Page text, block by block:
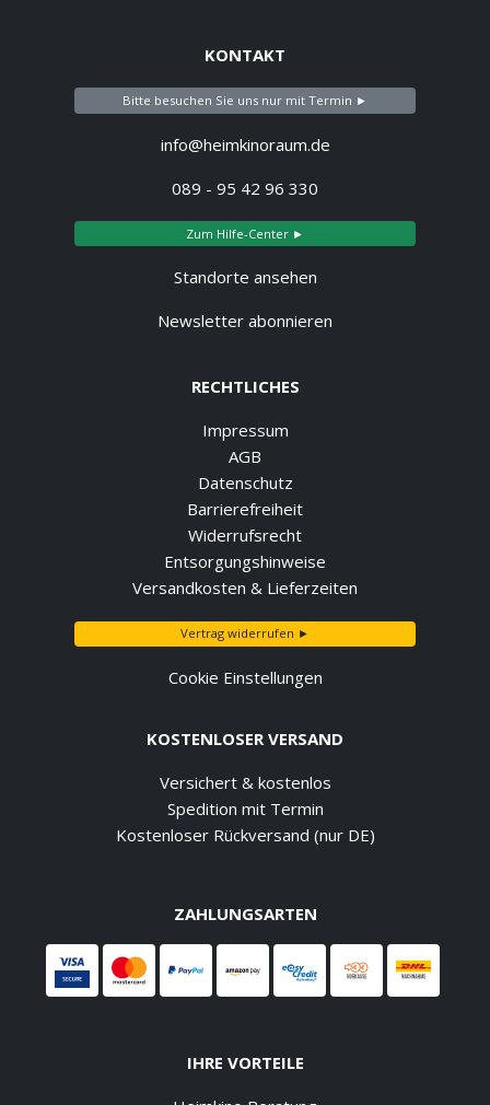
KONTAKT
Bitte besuchen Sie uns nur mit Termin ►
info@heimkinoraum.de
089 - 95 42 96 330
Zum Hilfe-Center ►
Standorte ansehen
Newsletter abonnieren
RECHTLICHES
Impressum
AGB
Datenschutz
Barrierefreiheit
Widerrufsrecht
Entsorgungshinweise
Versandkosten & Lieferzeiten
Vertrag widerrufen ►
Cookie Einstellungen
KOSTENLOSER VERSAND
Versichert & kostenlos
Spedition mit Termin
Kostenloser Rückversand (nur DE)
ZAHLUNGSARTEN
IHRE VORTEILE